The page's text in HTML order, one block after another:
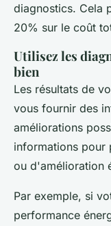
diagnostics. Cela
20% sur le coût
Utilisez les
bien
Les résultats de
vous fournir des
améliorations
informations pour
ou d'amélioration
Par exemple, si
performance